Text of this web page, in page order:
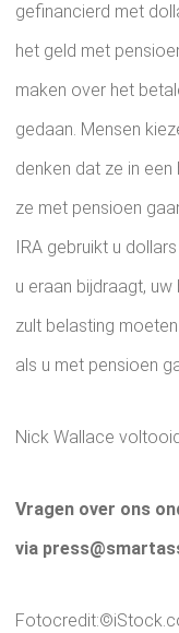
gefinancierd met
het geld met
maken over het
gedaan. Mensen
denken dat ze in
ze met pensioen
IRA gebruikt u
u eraan bijdraagt,
zult belasting
als u met pensioen
Nick Wallace
Vragen over ons
via